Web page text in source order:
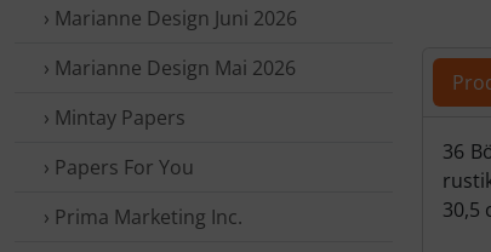
› Marianne Design Juni 2026
› Marianne Design Mai 2026
› Mintay Papers
› Papers For You
› Prima Marketing Inc.
36
30,5